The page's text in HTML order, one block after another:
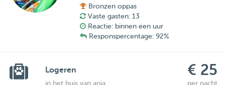
Bronzen oppas
Vaste gasten: 13
Reactie: binnen een uur
Responspercentage: 92%
Logeren € 25
in het huis van anja per nacht